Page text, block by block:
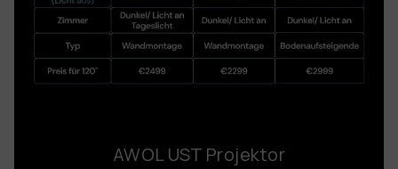
AWOL UST Projektor